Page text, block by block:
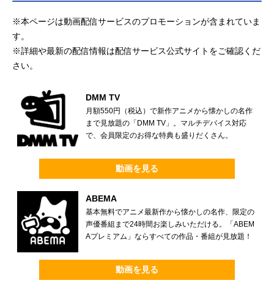
※本ページは動画配信サービスのプロモーションが含まれていま
す。
※詳細や最新の配信情報は配信サービス公式サイトをご確認くだ
さい。
DMM TV
月額550円（税込）で新作アニメから懐かしの名作
まで見放題の「DMM TV」。マルチデバイス対応
で、会員限定のお得な特典も盛りだくさん。
動画を見る
ABEMA
基本無料でアニメ最新作から懐かしの名作、限定の
声優番組まで24時間お楽しみいただける。「ABEM
Aプレミアム」ならすべての作品・番組が見放題！
動画を見る